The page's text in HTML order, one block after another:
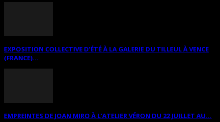
EXPOSITION COLLECTIVE D’ÉTÉ À LA GALERIE DU TILLEUL À VENCE
(FRANCE)...
EMPREINTES DE JOAN MIRO À L’ATELIER VÉRON DU 22 JUILLET AU...